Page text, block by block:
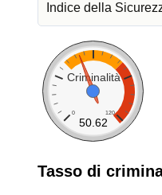
Indice della
Criminalità
0 120
50.62
Tasso di